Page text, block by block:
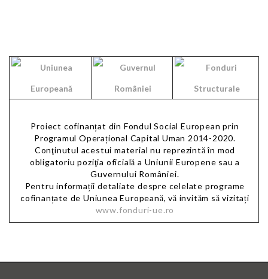
Proiect cofinanțat din Fondul Social European prin
Programul Operațional Capital Uman 2014-2020.
Conţinutul acestui material nu reprezintă în mod
obligatoriu poziţia oficială a Uniunii Europene sau a
Guvernului României.
Pentru informații detaliate despre celelate programe
cofinanțate de Uniunea Europeană, vă invităm să vizitați
www.fonduri-ue.ro